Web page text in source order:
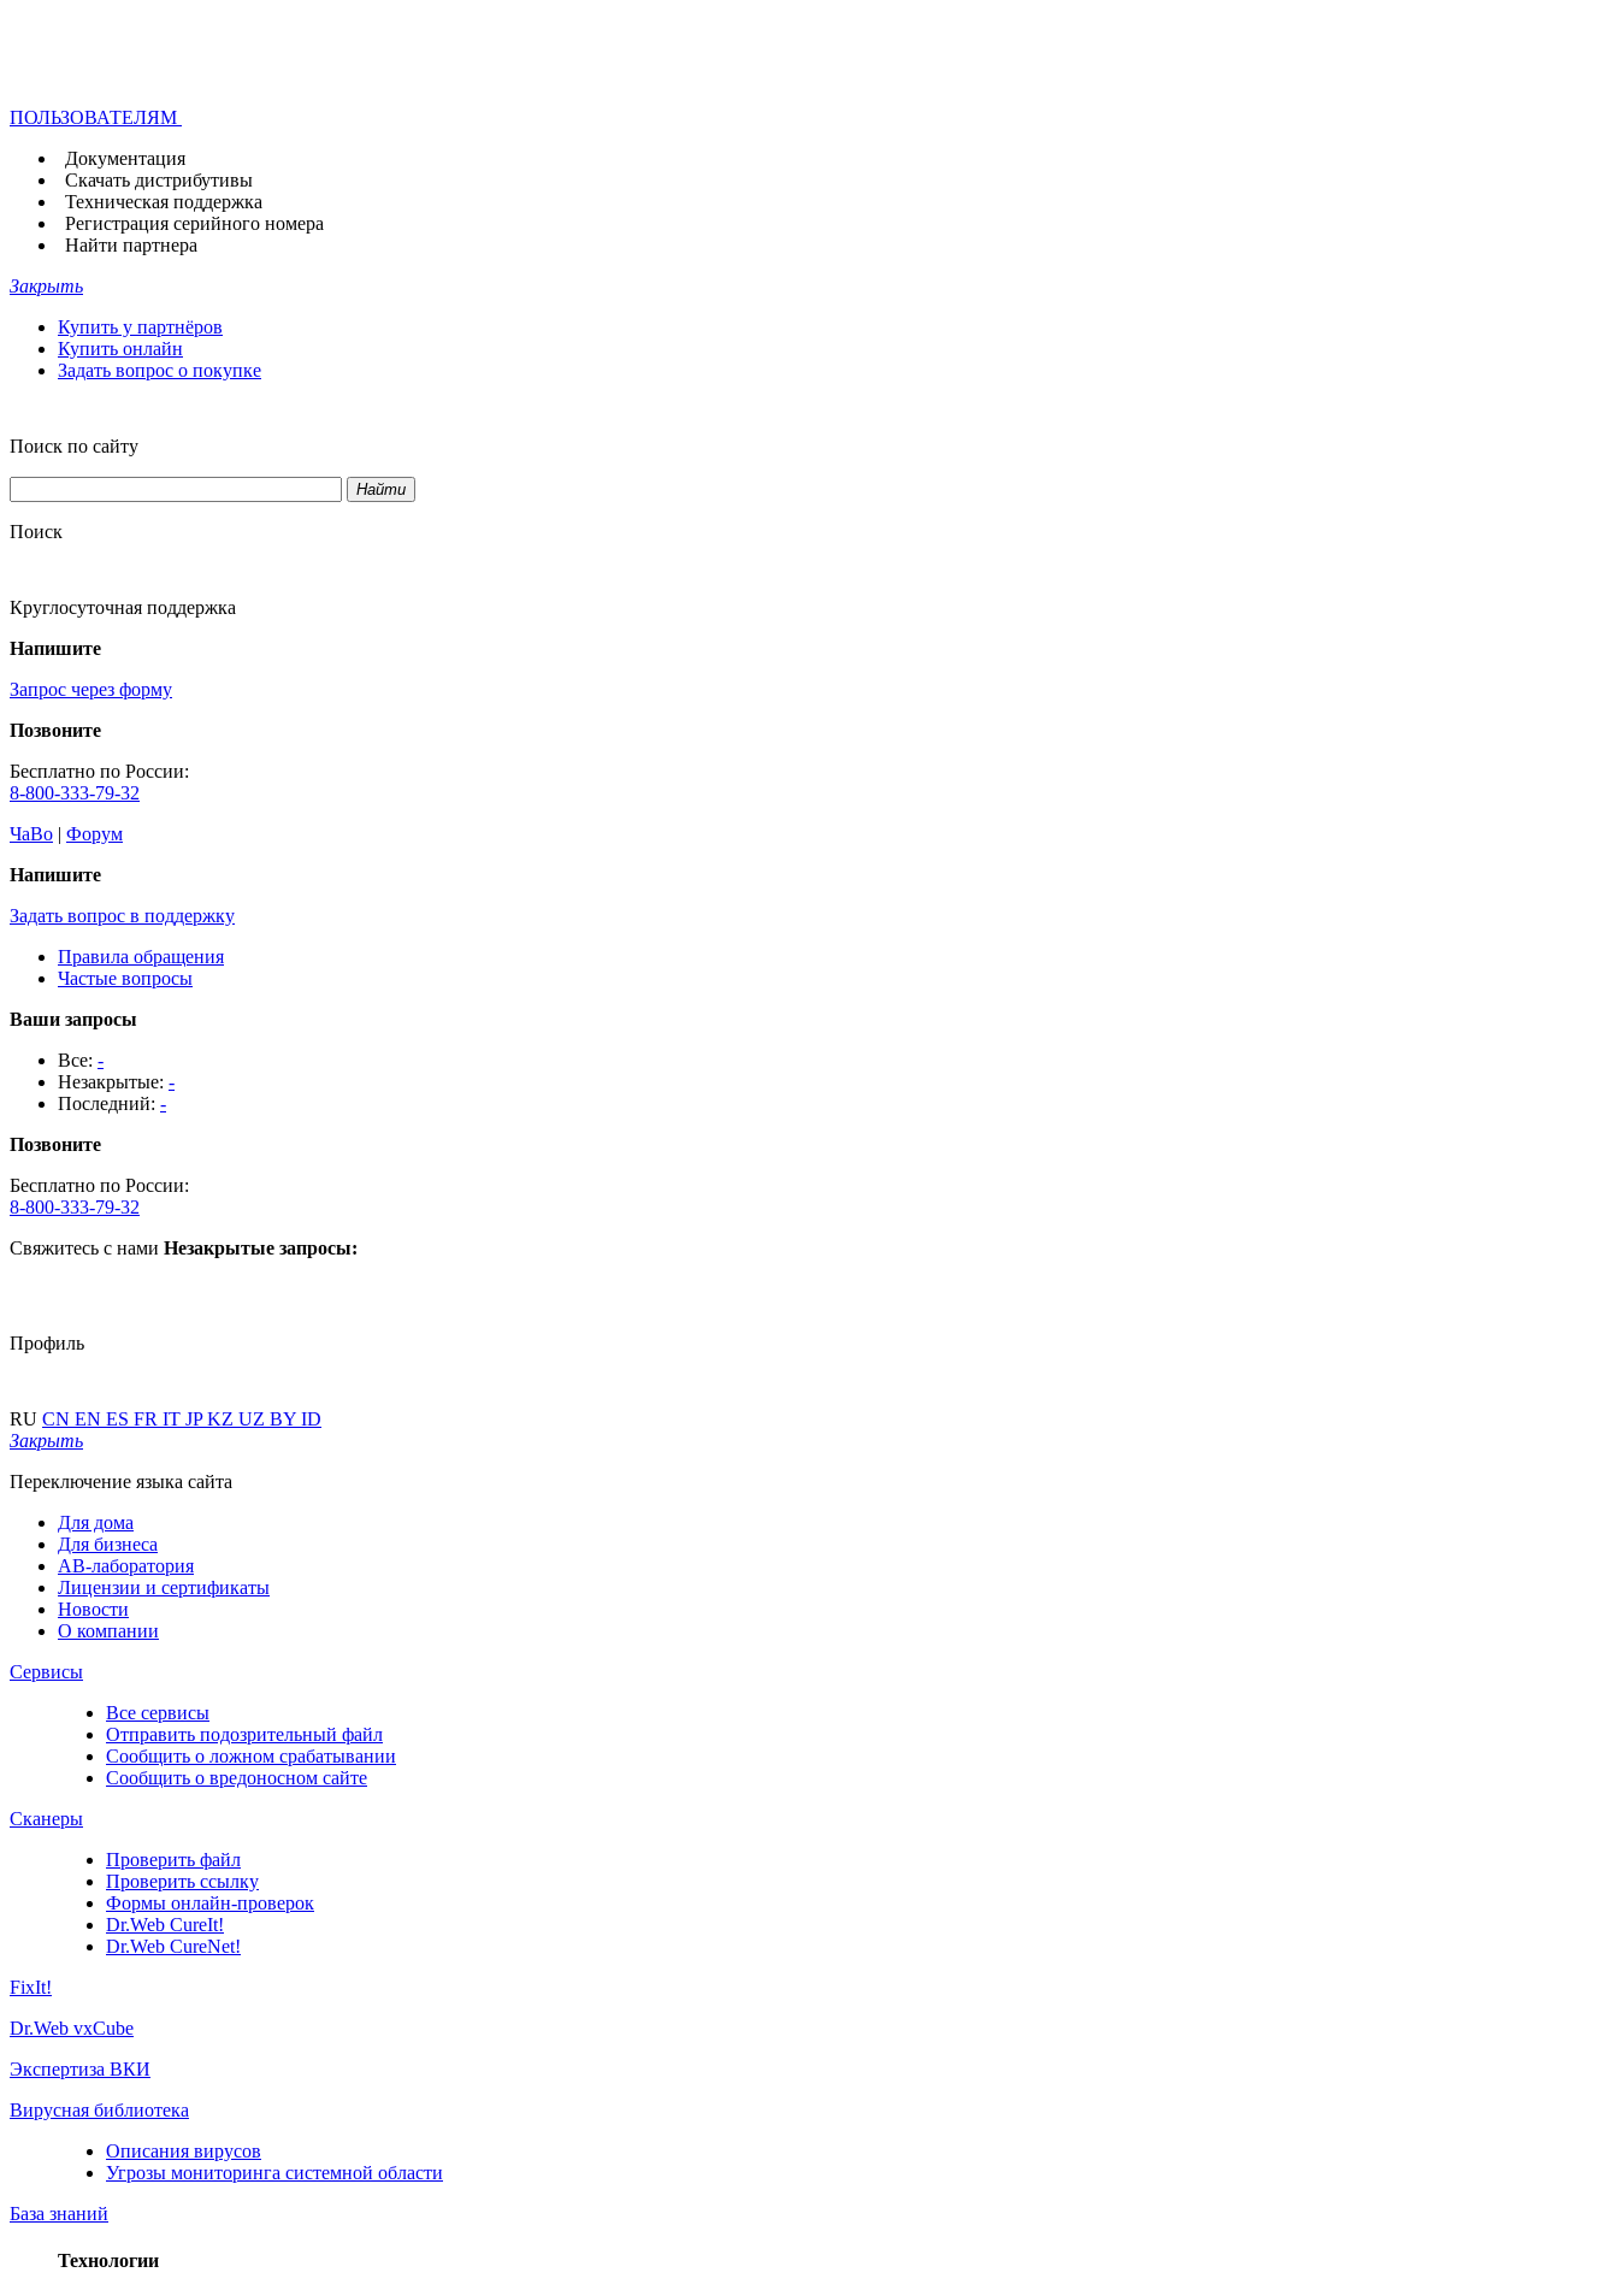
ПОЛЬЗОВАТЕЛЯМ
Документация
Скачать дистрибутивы
Техническая поддержка
Регистрация серийного номера
Найти партнера
Закрыть
Купить у партнёров
Купить онлайн
Задать вопрос о покупке
Поиск по сайту
Найти
Поиск
Круглосуточная поддержка
Напишите
Запрос через форму
Позвоните
Бесплатно по России:
8-800-333-79-32
ЧаВо | Форум
Напишите
Задать вопрос в поддержку
Правила обращения
Частые вопросы
Ваши запросы
Все: -
Незакрытые: -
Последний: -
Позвоните
Бесплатно по России:
8-800-333-79-32
Свяжитесь с нами Незакрытые запросы:
Профиль
RU CN EN ES FR IT JPKZ UZ BY ID
Закрыть
Переключение языка сайта
Для дома
Для бизнеса
АВ-лаборатория
Лицензии и сертификаты
Новости
О компании
Сервисы
Все сервисы
Отправить подозрительный файл
Сообщить о ложном срабатывании
Сообщить о вредоносном сайте
Сканеры
Проверить файл
Проверить ссылку
Формы онлайн-проверок
Dr.Web CureIt!
Dr.Web CureNet!
FixIt!
Dr.Web vxCube
Экспертиза ВКИ
Вирусная библиотека
Описания вирусов
Угрозы мониторинга системной области
База знаний
Технологии